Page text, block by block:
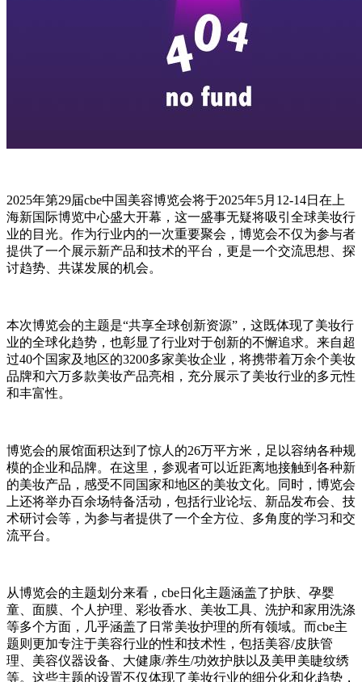
2025年第29届cbe中国美容博览会将于2025年5月12-14日在上
海新国际博览中心盛大开幕，这一盛事无疑将吸引全球美妆行
业的目光。作为行业内的一次重要聚会，博览会不仅为参与者
提供了一个展示新产品和技术的平台，更是一个交流思想、探
讨趋势、共谋发展的机会。
本次博览会的主题是“共享全球创新资源”，这既体现了美妆行
业的全球化趋势，也彰显了行业对于创新的不懈追求。来自超
过40个国家及地区的3200多家美妆企业，将携带着万余个美妆
品牌和六万多款美妆产品亮相，充分展示了美妆行业的多元性
和丰富性。
博览会的展馆面积达到了惊人的26万平方米，足以容纳各种规
模的企业和品牌。在这里，参观者可以近距离地接触到各种新
的美妆产品，感受不同国家和地区的美妆文化。同时，博览会
上还将举办百余场特备活动，包括行业论坛、新品发布会、技
术研讨会等，为参与者提供了一个全方位、多角度的学习和交
流平台。
从博览会的主题划分来看，cbe日化主题涵盖了护肤、孕婴
童、面膜、个人护理、彩妆香水、美妆工具、洗护和家用洗涤
等多个方面，几乎涵盖了日常美妆护理的所有领域。而cbe主
题则更加专注于美容行业的性和技术性，包括美容/皮肤管
理、美容仪器设备、大健康/养生/功效护肤以及美甲美睫纹绣
等。这些主题的设置不仅体现了美妆行业的细分化和化趋势，